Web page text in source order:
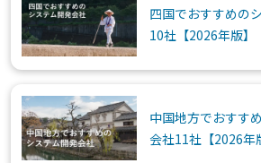
四国でおすすめの
10社【2026年版】
中国地方でおすす
会社11社【2026年